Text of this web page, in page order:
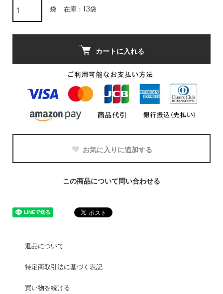
袋 在庫：13袋
カートに入れる
お気に入りに追加する
この商品について問い合わせる
返品について
特定商取引法に基づく表記
買い物を続ける